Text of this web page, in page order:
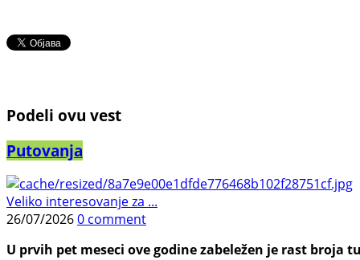
Podeli ovu vest
Putovanja
Veliko interesovanje za ...
26/07/20260 comment
U prvih pet meseci ove godine zabeležen je rast